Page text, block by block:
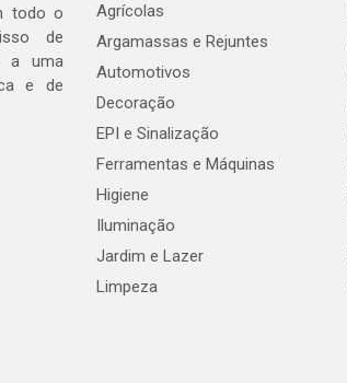
todo o
de
a uma
e de
Agrícolas
Argamassas e Rejuntes
Automotivos
Decoração
EPI e Sinalização
Ferramentas e Máquinas
Higiene
Iluminação
Jardim e Lazer
Limpeza